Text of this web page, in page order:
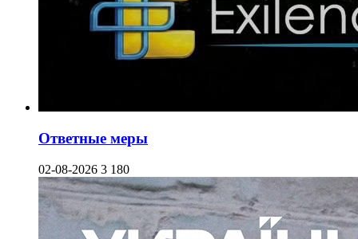
Ответные меры
02-08-2026 3 180